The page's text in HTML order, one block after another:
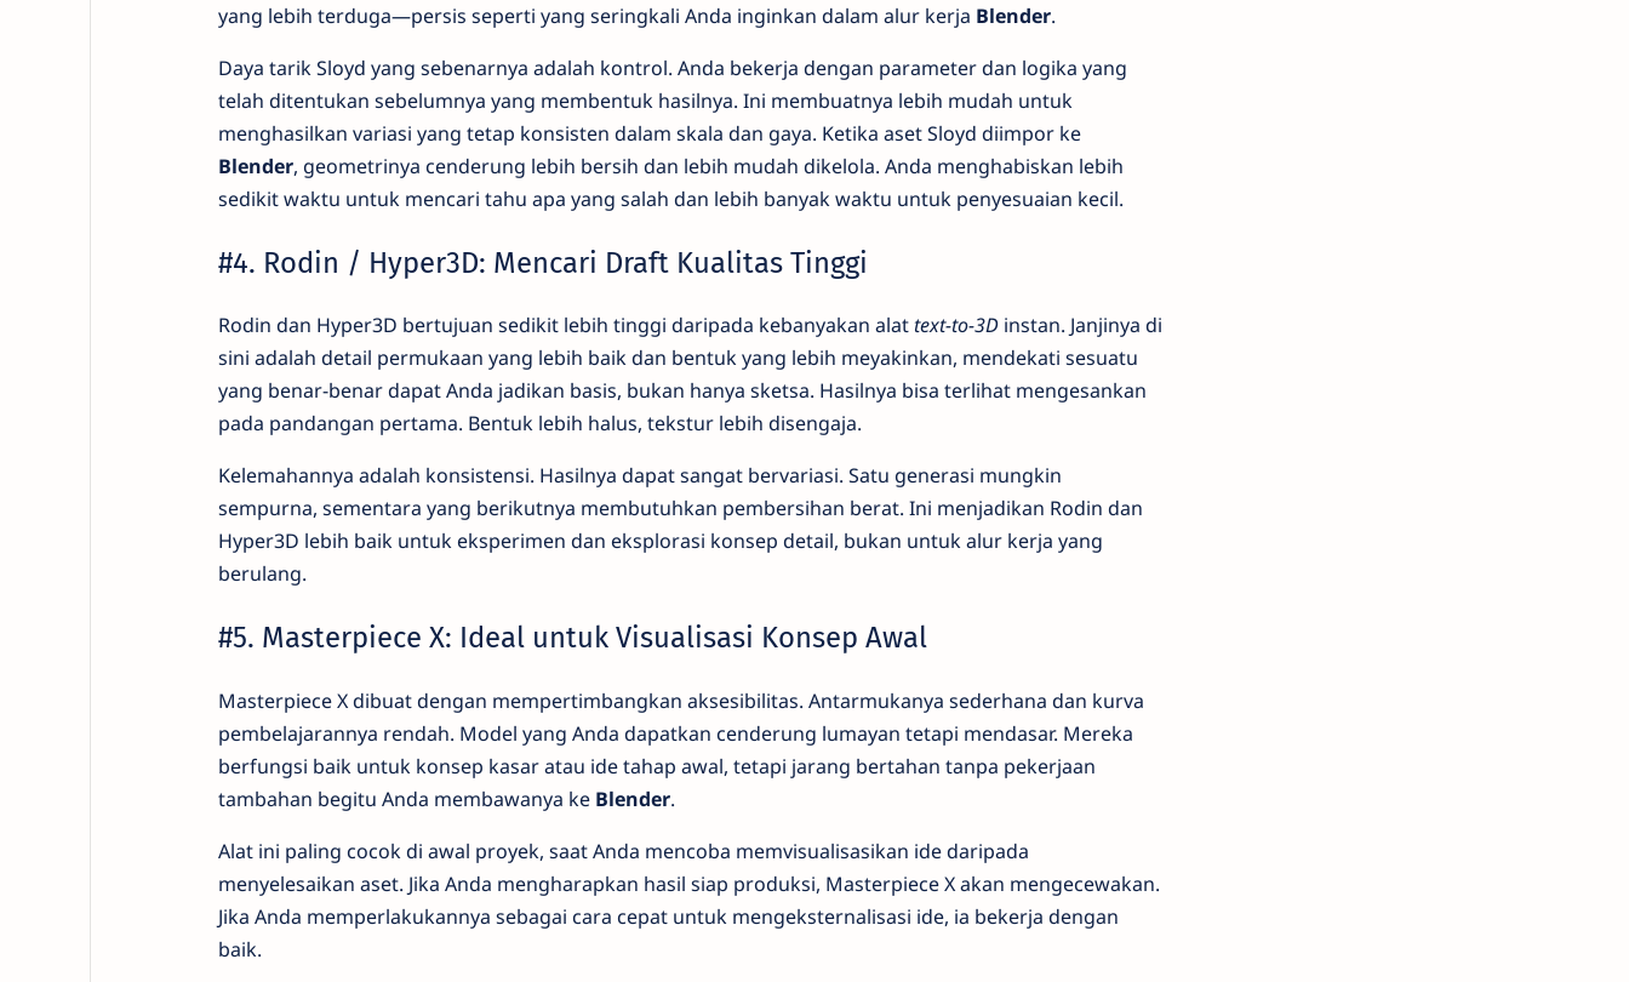
yang lebih terduga—persis seperti yang seringkali Anda inginkan dalam alur kerja Blender.
Daya tarik Sloyd yang sebenarnya adalah kontrol. Anda bekerja dengan parameter dan logika yang
telah ditentukan sebelumnya yang membentuk hasilnya. Ini membuatnya lebih mudah untuk
menghasilkan variasi yang tetap konsisten dalam skala dan gaya. Ketika aset Sloyd diimpor ke
Blender, geometrinya cenderung lebih bersih dan lebih mudah dikelola. Anda menghabiskan lebih
sedikit waktu untuk mencari tahu apa yang salah dan lebih banyak waktu untuk penyesuaian kecil.
#4. Rodin / Hyper3D: Mencari Draft Kualitas Tinggi
Rodin dan Hyper3D bertujuan sedikit lebih tinggi daripada kebanyakan alattext-to-3Dinstan. Janjinya di
sini adalah detail permukaan yang lebih baik dan bentuk yang lebih meyakinkan, mendekati sesuatu
yang benar-benar dapat Anda jadikan basis, bukan hanya sketsa. Hasilnya bisa terlihat mengesankan
pada pandangan pertama. Bentuk lebih halus, tekstur lebih disengaja.
Kelemahannya adalah konsistensi. Hasilnya dapat sangat bervariasi. Satu generasi mungkin
sempurna, sementara yang berikutnya membutuhkan pembersihan berat. Ini menjadikan Rodin dan
Hyper3D lebih baik untuk eksperimen dan eksplorasi konsep detail, bukan untuk alur kerja yang
berulang.
#5. Masterpiece X: Ideal untuk Visualisasi Konsep Awal
Masterpiece X dibuat dengan mempertimbangkan aksesibilitas. Antarmukanya sederhana dan kurva
pembelajarannya rendah. Model yang Anda dapatkan cenderung lumayan tetapi mendasar. Mereka
berfungsi baik untuk konsep kasar atau ide tahap awal, tetapi jarang bertahan tanpa pekerjaan
tambahan begitu Anda membawanya ke Blender.
Alat ini paling cocok di awal proyek, saat Anda mencoba memvisualisasikan ide daripada
menyelesaikan aset. Jika Anda mengharapkan hasil siap produksi, Masterpiece X akan mengecewakan.
Jika Anda memperlakukannya sebagai cara cepat untuk mengeksternalisasi ide, ia bekerja dengan
baik.